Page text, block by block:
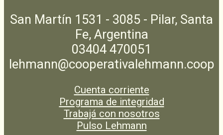
San Martín 1531 - 3085 - Pilar, Santa
Fe, Argentina
03404 470051
lehmann@cooperativalehmann.coop
Cuenta corriente
Programa de integridad
Trabajá con nosotros
Pulso Lehmann